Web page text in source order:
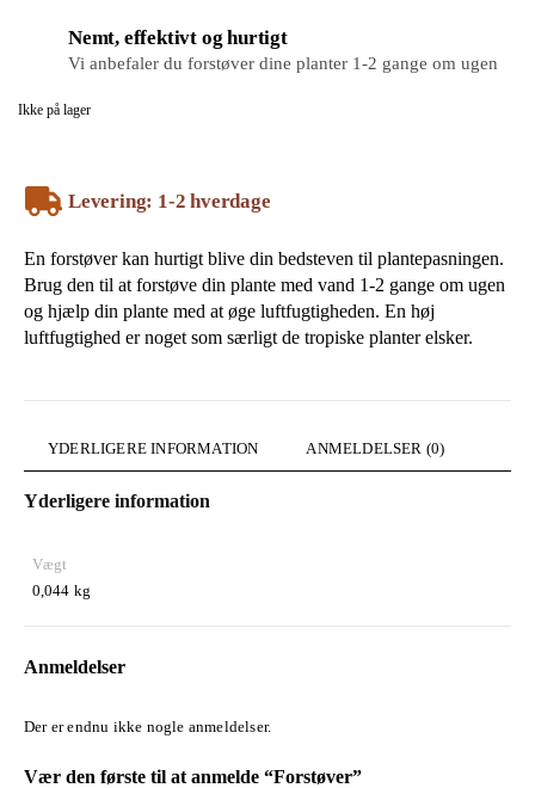
Nemt, effektivt og hurtigt
Vi anbefaler du forstøver dine planter 1-2 gange om ugen
Ikke på lager
Levering: 1-2 hverdage
En forstøver kan hurtigt blive din bedsteven til plantepasningen.
Brug den til at forstøve din plante med vand 1-2 gange om ugen
og hjælp din plante med at øge luftfugtigheden. En høj
luftfugtighed er noget som særligt de tropiske planter elsker.
YDERLIGERE INFORMATION ANMELDELSER (0)
Yderligere information
Vægt
0,044 kg
Anmeldelser
Der er endnu ikke nogle anmeldelser.
Vær den første til at anmelde “Forstøver”